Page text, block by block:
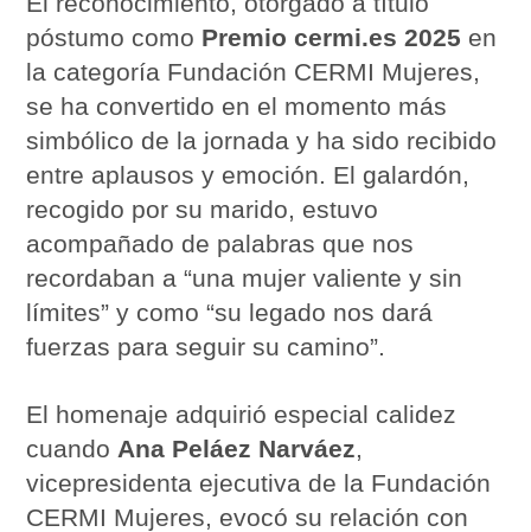
póstumo como Premio cermi.es 2025 en
la categoría Fundación CERMI Mujeres,
se ha convertido en el momento más
simbólico de la jornada y ha sido recibido
entre aplausos y emoción. El galardón,
recogido por su marido, estuvo
acompañado de palabras que nos
recordaban a “una mujer valiente y sin
límites” y como “su legado nos dará
fuerzas para seguir su camino”.
El homenaje adquirió especial calidez
cuando Ana Peláez Narváez,
vicepresidenta ejecutiva de la Fundación
CERMI Mujeres, evocó su relación con